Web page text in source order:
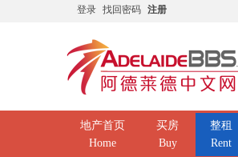
登录 找回密码 注册
地产首页
Home
买房
Buy
整租
Rent